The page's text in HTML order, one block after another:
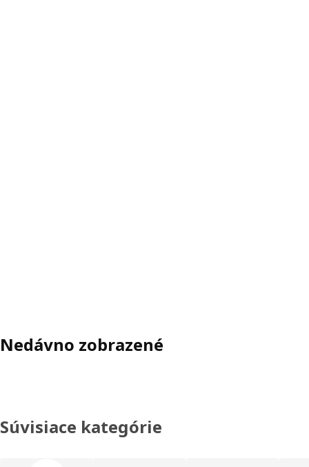
Nedávno zobrazené
Súvisiace kategórie